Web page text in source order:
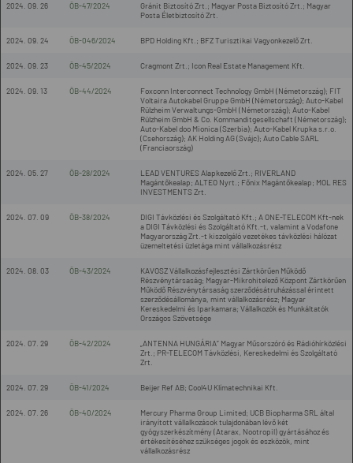
2024. 09. 26 ÖB-47/2024
Gránit Biztosító Zrt.; Magyar Posta Biztosító Zrt.; Magyar
Posta Életbiztosító Zrt.
2024. 09. 24 ÖB-046/2024 BPD Holding Kft.; BFZ Turisztikai Vagyonkezelő Zrt.
2024. 09. 23 ÖB-45/2024 Cragmont Zrt.; Icon Real Estate Management Kft.
2024. 09. 13 ÖB-44/2024
Foxconn Interconnect Technology GmbH (Németország); FIT
Voltaira Autokabel Gruppe GmbH (Németország); Auto-Kabel
Rülzheim Verwaltungs-GmbH (Németország); Auto-Kabel
Rülzheim GmbH & Co. Kommanditgesellschaft (Németország);
Auto-Kabel doo Mionica (Szerbia); Auto-Kabel Krupka s.r.o.
(Csehország); AK Holding AG (Svájc); Auto Cable SARL
(Franciaország)
2024. 05. 27 ÖB-28/2024
LEAD VENTURES Alapkezelő Zrt.; RIVERLAND
Magántőkealap; ALTEO Nyrt.; Főnix Magántőkealap; MOL RES
INVESTMENTS Zrt.
2024. 07. 09 ÖB-38/2024
DIGI Távközlési és Szolgáltató Kft.; A ONE-TELECOM Kft-nek
a DIGI Távközlési és Szolgáltató Kft.-t, valamint a Vodafone
Magyarország Zrt.-t kiszolgáló vezetékes távközlési hálózat
üzemeltetési üzletága mint vállalkozásrész
2024. 08. 03 ÖB-43/2024
KAVOSZ Vállalkozásfejlesztési Zártkörűen Működő
Részvénytársaság; Magyar-Mikrohitelező Központ Zártkörűen
Működő Részvénytársaság szerződésátruházással érintett
szerződésállománya, mint vállalkozásrész; Magyar
Kereskedelmi és Iparkamara; Vállalkozók és Munkáltatók
Országos Szövetsége
2024. 07. 29 ÖB-42/2024
„ANTENNA HUNGÁRIA” Magyar Műsorszóró és Rádióhírközlési
Zrt.; PR-TELECOM Távközlési, Kereskedelmi és Szolgáltató
Zrt.
2024. 07. 29 ÖB-41/2024 Beijer Ref AB; Cool4U Klímatechnikai Kft.
2024. 07. 26 ÖB-40/2024
Mercury Pharma Group Limited; UCB Biopharma SRL által
irányított vállalkozások tulajdonában lévő két
gyógyszerkészítmény (Atarax, Nootropil) gyártásához és
értékesítéséhez szükséges jogok és eszközök, mint
vállalkozásrész